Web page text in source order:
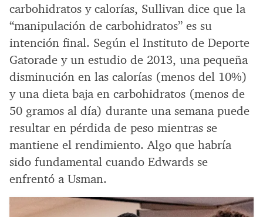
carbohidratos y calorías, Sullivan dice que la
“manipulación de carbohidratos” es su
intención final. Según el Instituto de Deporte
Gatorade y un estudio de 2013, una pequeña
disminución en las calorías (menos del 10%)
y una dieta baja en carbohidratos (menos de
50 gramos al día) durante una semana puede
resultar en pérdida de peso mientras se
mantiene el rendimiento. Algo que habría
sido fundamental cuando Edwards se
enfrentó a Usman.